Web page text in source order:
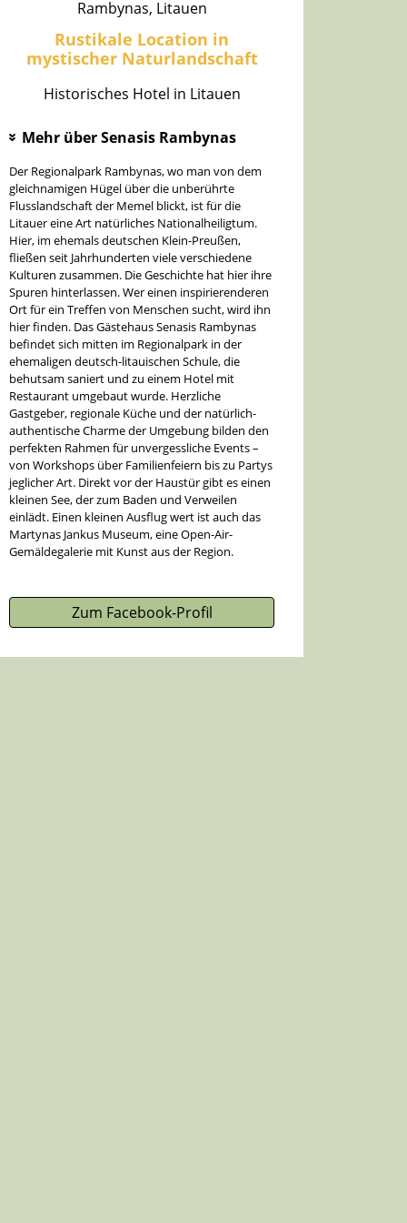
Rambynas, Litauen
Rustikale Location in
mystischer Naturlandschaft
Historisches Hotel in Litauen
» Mehr über Senasis Rambynas
Der Regionalpark Rambynas, wo man von dem
gleichnamigen Hügel über die unberührte
Flusslandschaft der Memel blickt, ist für die
Litauer eine Art natürliches Nationalheiligtum.
Hier, im ehemals deutschen Klein-Preußen,
fließen seit Jahrhunderten viele verschiedene
Kulturen zusammen. Die Geschichte hat hier ihre
Spuren hinterlassen. Wer einen inspirierenderen
Ort für ein Treffen von Menschen sucht, wird ihn
hier finden. Das Gästehaus Senasis Rambynas
befindet sich mitten im Regionalpark in der
ehemaligen deutsch-litauischen Schule, die
behutsam saniert und zu einem Hotel mit
Restaurant umgebaut wurde. Herzliche
Gastgeber, regionale Küche und der natürlich-
authentische Charme der Umgebung bilden den
perfekten Rahmen für unvergessliche Events –
von Workshops über Familienfeiern bis zu Partys
jeglicher Art. Direkt vor der Haustür gibt es einen
kleinen See, der zum Baden und Verweilen
einlädt. Einen kleinen Ausflug wert ist auch das
Martynas Jankus Museum, eine Open-Air-
Gemäldegalerie mit Kunst aus der Region.
Zum Facebook-Profil